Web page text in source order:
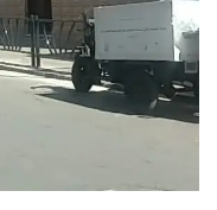
ن
ي
ا